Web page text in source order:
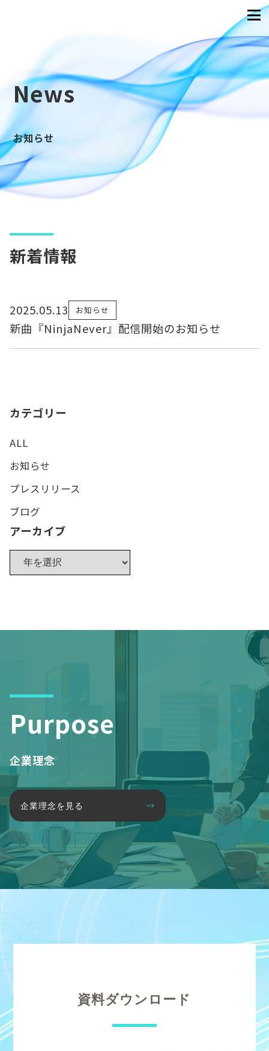
News
お知らせ
新着情報
2025.05.13 お知らせ
新曲『NinjaNever』配信開始のお知らせ
カテゴリー
ALL
お知らせ
プレスリリース
ブログ
アーカイブ
Purpose
企業理念
企業理念を見る
資料ダウンロード